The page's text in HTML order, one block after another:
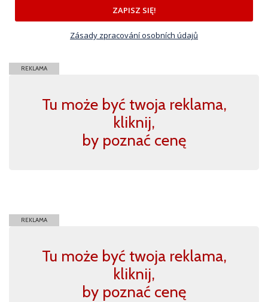
ZAPISZ SIĘ!
Zásady zpracování osobních údajů
REKLAMA
Tu może być twoja reklama,
kliknij,
by poznać cenę
REKLAMA
Tu może być twoja reklama,
kliknij,
by poznać cenę